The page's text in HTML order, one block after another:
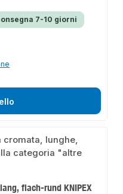
7-10 giorni
flach-rund KNIPEX